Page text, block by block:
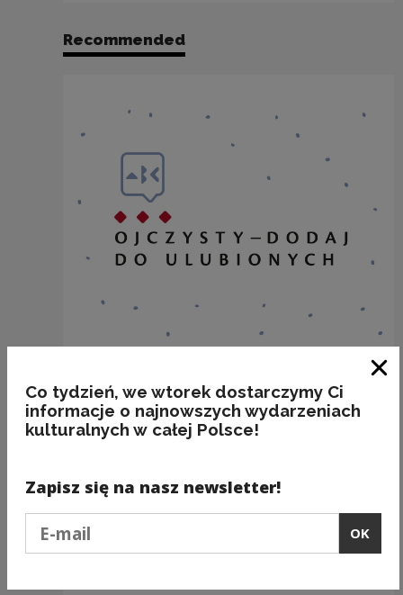
Recommended
BAKALIE
Previous slide
Next slide
Co tydzień, we wtorek dostarczymy Ci
informacje o najnowszych wydarzeniach
kulturalnych w całej Polsce!
Zapisz się na nasz newsletter!
OK